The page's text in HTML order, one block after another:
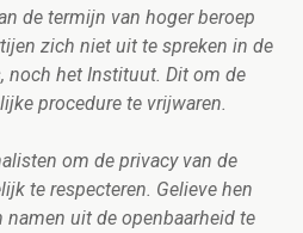
de termijn van hoger beroep
zich niet uit te spreken in de
noch het Instituut. Dit om de
procedure te vrijwaren.
om de privacy van de
te respecteren. Gelieve hen
uit de openbaarheid te